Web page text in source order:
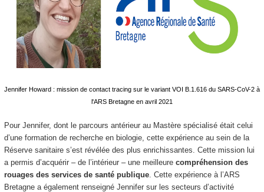
Jennifer Howard : mission de contact tracing sur le variant VOI B.1.616 du SARS-CoV-2 à
l'ARS Bretagne en avril 2021
Pour Jennifer, dont le parcours antérieur au Mastère spécialisé était celui
d’une formation de recherche en biologie, cette expérience au sein de la
Réserve sanitaire s’est révélée des plus enrichissantes. Cette mission lui
a permis d’acquérir – de l’intérieur – une meilleure compréhension des
rouages des services de santé publique. Cette expérience à l’ARS
Bretagne a également renseigné Jennifer sur les secteurs d’activité